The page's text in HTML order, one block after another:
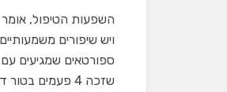
השפעות הטיפול, אומר
ויש שיפורים
ספורטאים שמגיעים
שזכה 4